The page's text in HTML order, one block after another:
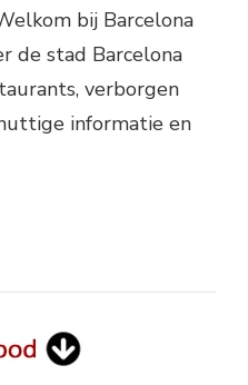
bij Barcelona
de stad Barcelona
verborgen
informatie en